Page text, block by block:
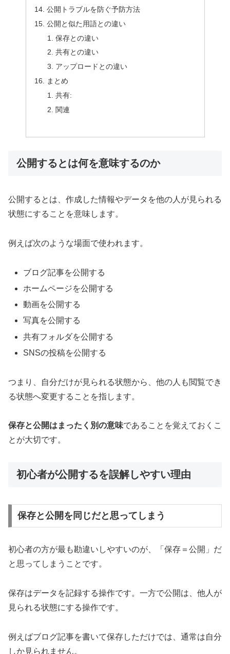
公開トラブルを防ぐ予防方法
公開と似た用語との違い
保存との違い
共有との違い
アップロードとの違い
まとめ
共有:
関連
公開するとは何を意味するのか
公開するとは、作成した情報やデータを他の人が見られる
状態にすることを意味します。
例えば次のような場面で使われます。
ブログ記事を公開する
ホームページを公開する
動画を公開する
写真を公開する
共有フォルダを公開する
SNSの投稿を公開する
つまり、自分だけが見られる状態から、他の人も閲覧でき
る状態へ変更することを指します。
保存と公開はまったく別の意味であることを覚えておくこ
とが大切です。
初心者が公開するを誤解しやすい理由
保存と公開を同じだと思ってしまう
初心者の方が最も勘違いしやすいのが、「保存＝公開」だ
と思ってしまうことです。
保存はデータを記録する操作です。一方で公開は、他人が
見られる状態にする操作です。
例えばブログ記事を書いて保存しただけでは、通常は自分
しか見られません。